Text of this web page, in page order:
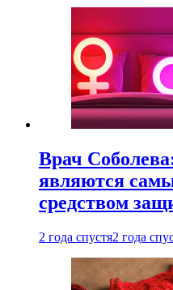
Врач
являются
средством
2 года спустя2 года